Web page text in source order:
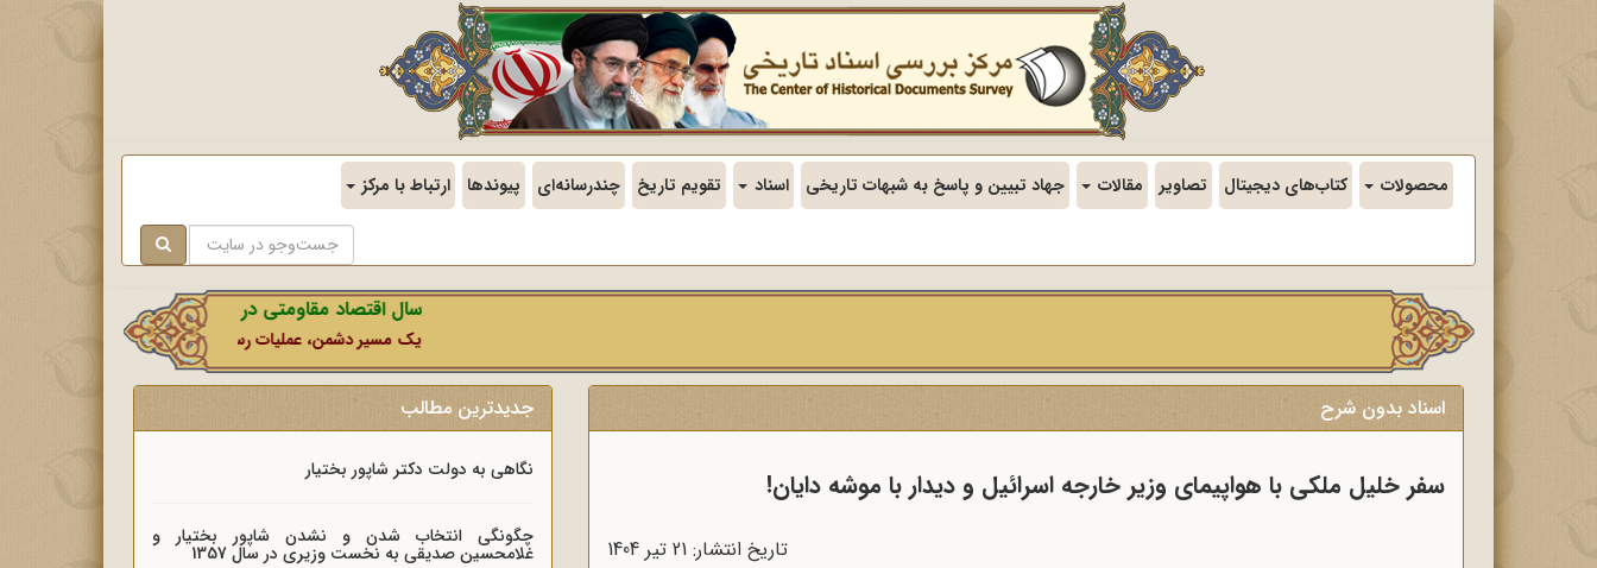
محصولات کتاب‌های دیجیتال تصاویر مقالات جهاد تبیین و پاسخ به شبهات تاریخی اسناد تقویم تاریخ چندرسانه‌ای پیوندها ارتباط با مرکز
سال اقتصاد مقاومتی در سایه وحدت ملی و امنیت ملی.
یک مسیر دشمن، عملیات رسانه‌ای او است که در این ایام بطور
اسناد بدون شرح
سفر خلیل ملکی با هواپیمای وزیر خارجه اسرائیل و دیدار با موشه دایان!
تاریخ انتشار: 21 تير 1404
جدیدترین مطالب
نگاهی به دولت دکتر شاپور بختیار
چگونگی انتخاب شدن و نشدن شاپور بختیار و
غلامحسین صدیقی به نخست وزیری در سال 1357